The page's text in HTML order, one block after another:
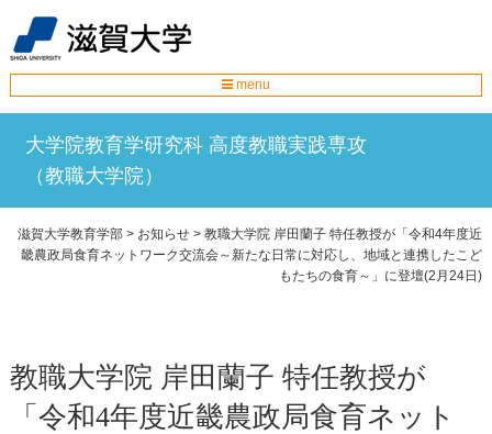
menu
大学院教育学研究科 高度教職実践専攻
（教職大学院）
滋賀大学教育学部 > お知らせ >教職大学院 岸田蘭子 特任教授が「令和4年度近
畿農政局食育ネットワーク交流会～新たな日常に対応し、地域と連携したこど
もたちの食育～」に登壇(2月24日)
教職大学院 岸田蘭子 特任教授が
「令和4年度近畿農政局食育ネット